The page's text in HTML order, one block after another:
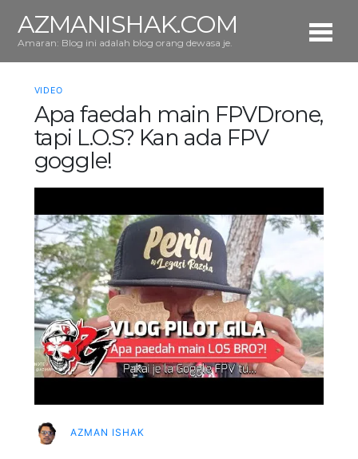
AZMANISHAK.COM
Amaran: Blog ini adalah blog orang dewasa je.
VIDEO
Apa faedah main FPVDrone,
tapi L.O.S? Kan ada FPV
goggle!
AZMAN ISHAK